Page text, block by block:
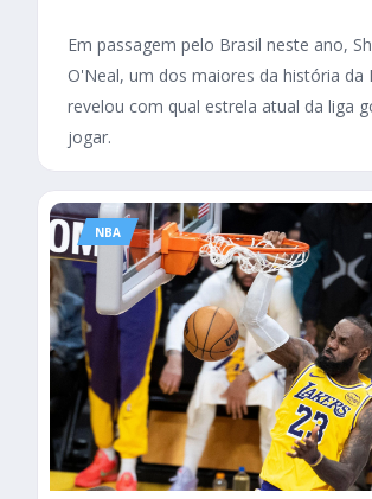
Em passagem pelo Brasil neste ano,
O'Neal, um dos maiores da história da
revelou com qual estrela atual da liga
jogar.
NBA